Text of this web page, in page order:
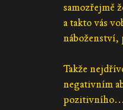
samozřejmě
a takto vás
Takže
negativním
pozitivního...